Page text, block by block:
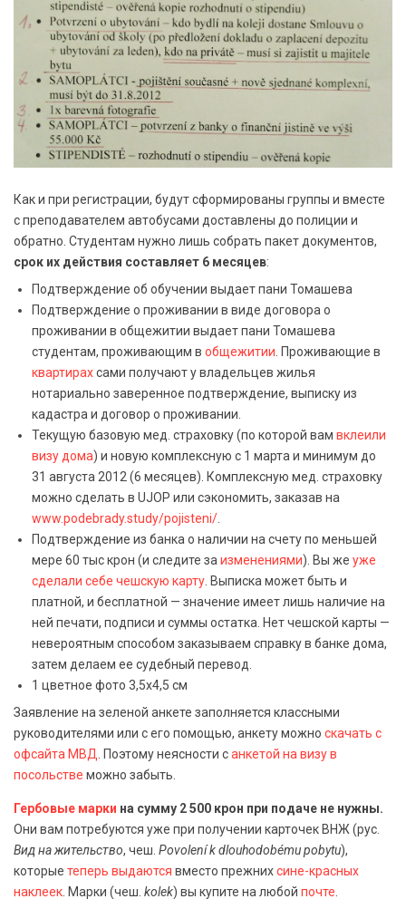
Как и при регистрации, будут сформированы группы и вместе
с преподавателем автобусами доставлены до полиции и
обратно. Студентам нужно лишь собрать пакет документов,
срок их действия составляет 6 месяцев:
Подтверждение об обучении выдает пани Томашева
Подтверждение о проживании в виде договора о
проживании в общежитии выдает пани Томашева
студентам, проживающим в общежитии . Проживающие в
квартирахсами получают у владельцев жилья
нотариально заверенное подтверждение, выписку из
кадастра и договор о проживании.
Текущую базовую мед. страховку (по которой вам вклеили
визу дома) и новую комплексную с 1 марта и минимум до
31 августа 2012 (6 месяцев). Комплексную мед. страховку
можно сделать в UJOP или сэкономить, заказав на
www.podebrady.study/pojisteni/
Подтверждение из банка о наличии на счету по меньшей
мере 60 тыс крон (и следите за изменениями). Вы же уже
сделали себе чешскую карту . Выписка может быть и
платной, и бесплатной — значение имеет лишь наличие на
ней печати, подписи и суммы остатка. Нет чешской карты —
невероятным способом заказываем справку в банке дома,
затем делаем ее судебный перевод.
1 цветное фото 3,5х4,5 см
Заявление на зеленой анкете заполняется классными
руководителями или с его помощью, анкету можно скачать с
офсайта МВД . Поэтому неясности санкетой на визу в
посольстве можно забыть.
Гербовые марки на сумму 2 500 крон при подаче не нужны.
Они вам потребуются уже при получении карточек ВНЖ (рус.
Вид на жительство, чеш. Povolení k dlouhodobému pobytu),
которые теперь выдаются вместо прежнихсине-красных
наклеек . Марки (чеш. kolek) вы купите на любой почте